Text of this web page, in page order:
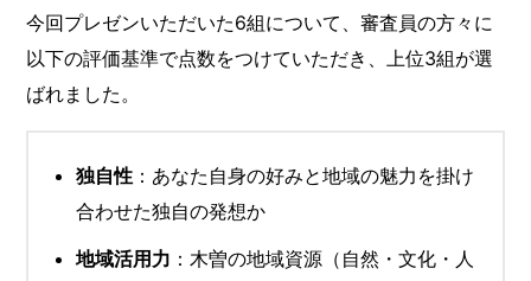
今回プレゼンいただいた6組について、審査員の方々に
以下の評価基準で点数をつけていただき、上位3組が選
ばれました。
独自性 ：あなた自身の好みと地域の魅力を掛け
合わせた独自の発想か
地域活用力 ：木曽の地域資源（自然・文化・人